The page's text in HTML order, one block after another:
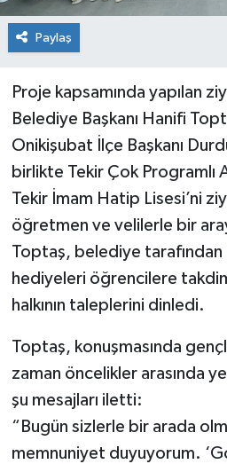
Paylaş
Proje kapsamında yapılan
Belediye Başkanı Hanifi
Onikişubat İlçe Başkanı
birlikte Tekir Çok Programlı
Tekir İmam Hatip Lisesi’ni
öğretmen ve velilerle bir
Toptaş, belediye
hediyeleri öğrencilere
halkının taleplerini dinledi.
Toptaş, konuşmasında
zaman öncelikler arasında
şu mesajları iletti:
“Bugün sizlerle bir arada
memnuniyet duyuyorum.